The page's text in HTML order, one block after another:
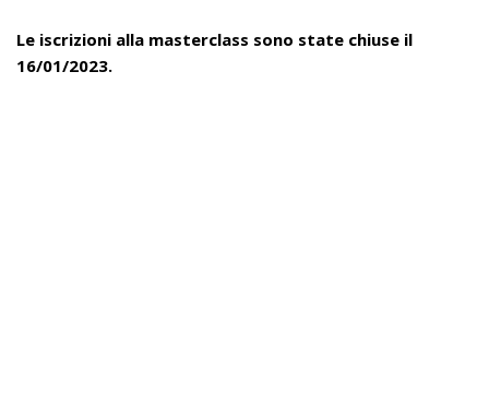
Le iscrizioni alla masterclass sono state chiuse il
16/01/2023.